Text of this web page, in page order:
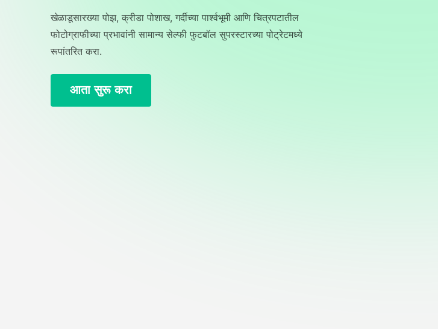
खेळाडूसारख्या पोझ, क्रीडा पोशाख, गर्दीच्या पार्श्वभूमी आणि चित्रपटातील
फोटोग्राफीच्या प्रभावांनी सामान्य सेल्फी फुटबॉल सुपरस्टारच्या पोट्रेटमध्ये
रूपांतरित करा.
आता सुरू करा